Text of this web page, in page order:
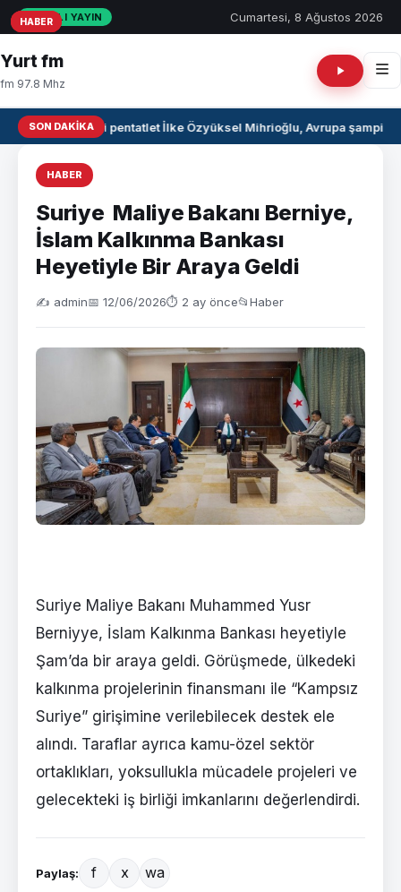
CANLI YAYIN Cumartesi, 8 Ağustos 2026
Yurt fm
fm 97.8 Mhz
SON DAKIKAMilli pentatlet İlke Özyüksel Mihrioğlu, Avrupa
HABER
Suriye Maliye Bakanı Berniye,
İslam Kalkınma Bankası
Heyetiyle Bir Araya Geldi
✍️ admin📅 12/06/2026⏱ 2 ay önce📂Haber
Suriye Maliye Bakanı Muhammed Yusr
Berniyye, İslam Kalkınma Bankası heyetiyle
Şam’da bir araya geldi. Görüşmede, ülkedeki
kalkınma projelerinin finansmanı ile “Kampsız
Suriye” girişimine verilebilecek destek ele
alındı. Taraflar ayrıca kamu-özel sektör
ortaklıkları, yoksullukla mücadele projeleri ve
gelecekteki iş birliği imkanlarını değerlendirdi.
Paylaş: f x wa
HABER
HABER
HABER